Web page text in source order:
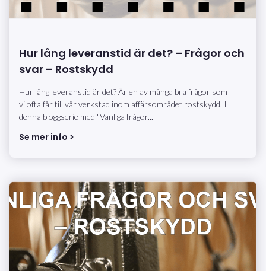
Hur lång leveranstid är det? – Frågor och
svar – Rostskydd
Hur lång leveranstid är det? Är en av många bra frågor som
vi ofta får till vår verkstad inom affärsområdet rostskydd. I
denna bloggserie med "Vanliga frågor...
Se mer info >